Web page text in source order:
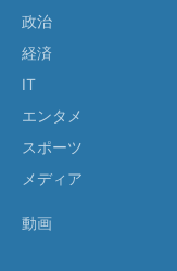
政治
経済
IT
エンタメ
スポーツ
メディア
動画